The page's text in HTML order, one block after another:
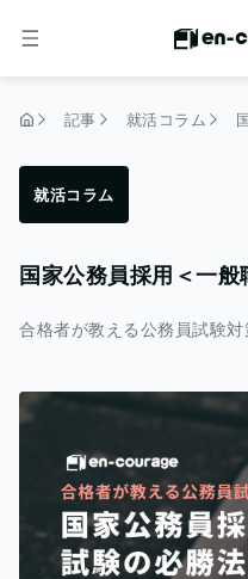
メニュー
記事 就活コラム
就活コラム
国家公務員採用＜一
合格者が教える公務員試験